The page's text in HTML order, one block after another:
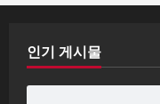
인기 게시물